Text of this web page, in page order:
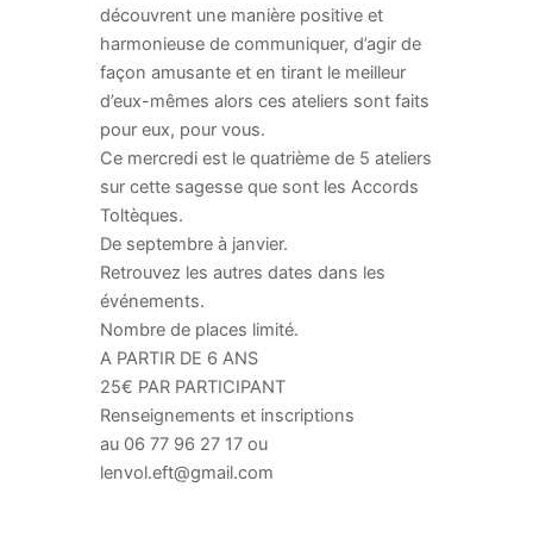
découvrent une manière positive et
harmonieuse de communiquer, d’agir de
façon amusante et en tirant le meilleur
d’eux-mêmes alors ces ateliers sont faits
pour eux, pour vous.
Ce mercredi est le quatrième de 5 ateliers
sur cette sagesse que sont les Accords
Toltèques.
De septembre à janvier.
Retrouvez les autres dates dans les
événements.
Nombre de places limité.
A PARTIR DE 6 ANS
25€ PAR PARTICIPANT
Renseignements et inscriptions
au 06 77 96 27 17 ou
lenvol.eft@gmail.com